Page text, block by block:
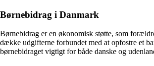
Børnebidrag i Danmark
Børnebidrag er en økonomisk støtte, som
dække udgifterne forbundet med at opfostre et
børnebidraget vigtigt for både danske og